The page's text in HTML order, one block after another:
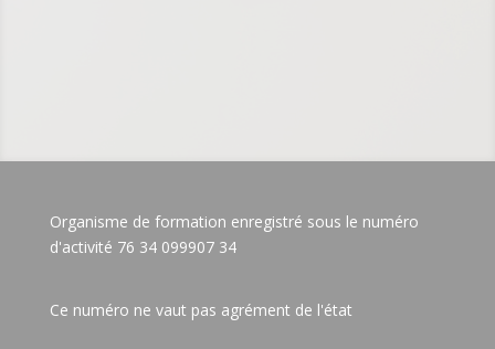
Organisme de formation enregistré sous le numéro
d'activité 76 34 099907 34
Ce numéro ne vaut pas agrément de l'état